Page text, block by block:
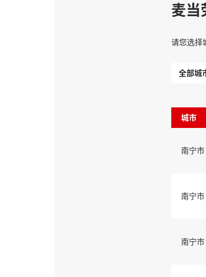
麦当
请您选择
城市
南宁市
南宁市
南宁市